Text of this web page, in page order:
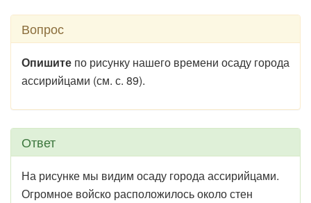
Вопрос
Опишите по рисунку нашего времени осаду города
ассирийцами (см. с. 89).
Ответ
На рисунке мы видим осаду города ассирийцами.
Огромное войско расположилось около стен